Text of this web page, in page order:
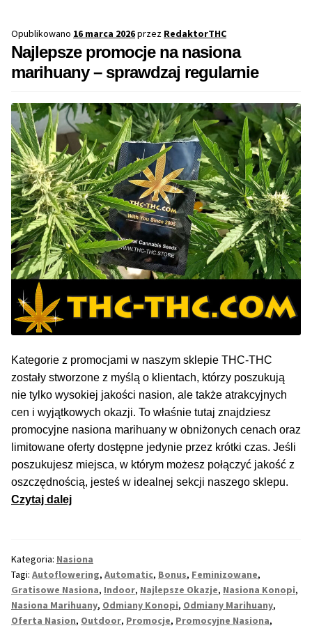
100% Sativa
50% Indica i 50% Sativa
Mix Paczki i Zestawy
Duże Oryginalne Opakowania
TOP 10 Auto
TOP 10 Indoor
TOP 10 Outdoor
Producenci Nasion
Rozwiń
menu
Inne Akcesoria
Informacje
menu
Blog
Rozwiń
menu
GRATIS
Harmonogram Outdoor
Formy i Koszt Wysyłki
Opublikowano 16 marca 2026przez RedaktorTHC
Najlepsze promocje na nasiona
marihuany – sprawdzaj regularnie
Kategorie z promocjami w naszym sklepie THC-THC
zostały stworzone z myślą o klientach, którzy poszukują
nie tylko wysokiej jakości nasion, ale także atrakcyjnych
cen i wyjątkowych okazji. To właśnie tutaj znajdziesz
promocyjne nasiona marihuany w obniżonych cenach oraz
limitowane oferty dostępne jedynie przez krótki czas. Jeśli
poszukujesz miejsca, w którym możesz połączyć jakość z
oszczędnością, jesteś w idealnej sekcji naszego sklepu.
Czytaj dalejNajlepsze
marihuany
–
sprawdzaj
regularnie
Kategoria: Nasiona
Tagi: Autoflowering, Automatic, Bonus, Feminizowane,
Gratisowe Nasiona, Indoor, Najlepsze Okazje, Nasiona Konopi,
Nasiona Marihuany, Odmiany Konopi, Odmiany Marihuany,
Oferta Nasion, Outdoor, Promocje, Promocyjne Nasiona,